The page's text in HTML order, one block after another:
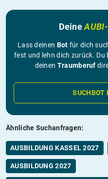
Deine
Lass deinen Bot für dich
fest und lehn dich zurück. Du
deinen Traumberuf
SUCHBOT
Ähnliche Suchanfragen:
AUSBILDUNG KASSEL 2027
AUSBILDUNG 2027